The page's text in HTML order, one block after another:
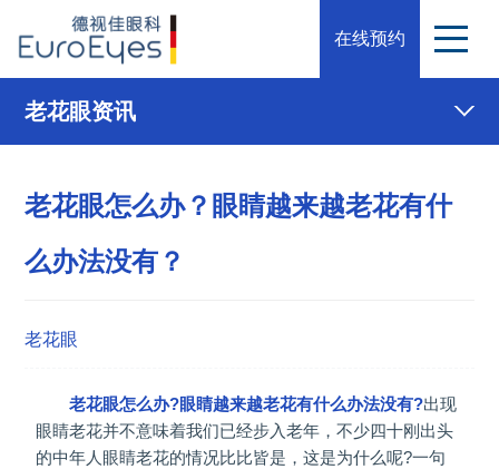
在线预约
老花眼资讯
老花眼怎么办？眼睛越来越老花有什
么办法没有？
老花眼
老花眼怎么办?眼睛越来越老花有什么办法没有?出现
眼睛老花并不意味着我们已经步入老年，不少四十刚出头
的中年人眼睛老花的情况比比皆是，这是为什么呢?一句